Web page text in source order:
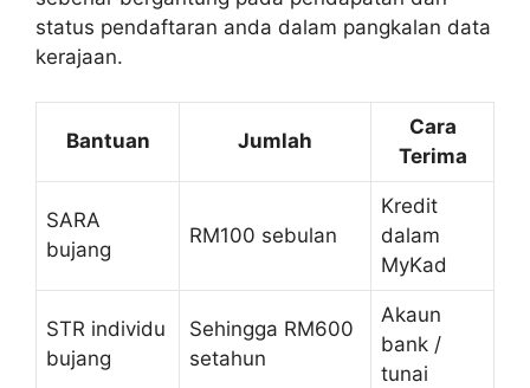
status pendaftaran anda dalam pangkalan data
kerajaan.
Bantuan Jumlah
Cara
Terima
SARA
bujang
RM100 sebulan
Kredit
dalam
MyKad
STR individu
bujang
Sehingga RM600
setahun
Akaun
bank /
tunai